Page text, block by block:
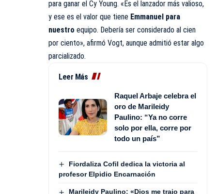
para ganar el Cy Young. «Es el lanzador más valioso,
y ese es el valor que tiene Emmanuel para
nuestro equipo. Debería ser considerado al cien
por ciento», afirmó Vogt, aunque admitió estar algo
parcializado.
Leer Más
Raquel Arbaje celebra el
oro de Marileidy
Paulino: “Ya no corre
solo por ella, corre por
todo un país”
Fiordaliza Cofil dedica la victoria al
profesor Elpidio Encarnación
Marileidy Paulino: «Dios me trajo para